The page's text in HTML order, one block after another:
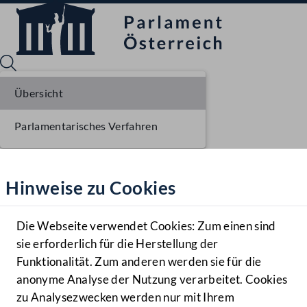
Hilfe
Benutzer
Navigationsmenü öffnen
MENÜ
Hinweise zu Cookies
Die Webseite verwendet Cookies: Zum einen sind
sie erforderlich für die Herstellung der
Funktionalität. Zum anderen werden sie für die
anonyme Analyse der Nutzung verarbeitet. Cookies
zu Analysezwecken werden nur mit Ihrem
Übersicht
Parlamentarisches Verfahren